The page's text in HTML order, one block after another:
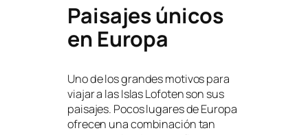
Paisajes únicos
en Europa
Uno de los grandes motivos para
viajar a las Islas Lofoten son sus
paisajes. Pocos lugares de Europa
ofrecen una combinación tan